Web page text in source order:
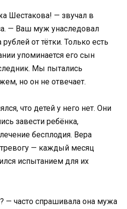
Шестакова! — звучал в
— Ваш муж унаследовал
от тётки. Только есть
упоминается его сын
Мы пытались
но он не отвечает.
что детей у него нет. Они
завести ребёнка,
бесплодия. Вера
— каждый месяц
испытанием для их
— часто спрашивала она мужа